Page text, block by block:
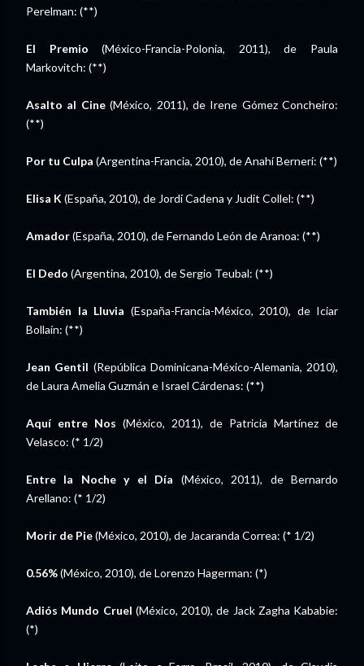
Perelman: (**)
El Premio (México-Francia-Polonia, 2011), de Paula
Markovitch: (**)
Asalto al Cine(México, 2011), de Irene Gómez Concheiro:
(**)
Por tu Culpa (Argentina-Francia, 2010), de Anahí Berneri: (**)
Elisa K (España, 2010), de Jordi Cadena y Judit Collel: (**)
Amador(España, 2010), de Fernando León de Aranoa: (**)
El Dedo (Argentina, 2010), de Sergio Teubal: (**)
También la Lluvia (España-Francia-México, 2010), de Iciar
Bollaín: (**)
Jean Gentil (República Dominicana-México-Alemania, 2010),
de Laura Amelia Guzmán e Israel Cárdenas: (**)
Aquí entre Nos (México, 2011), de Patricia Martínez de
Velasco: (* 1/2)
Entre la Noche y el Día (México, 2011), de Bernardo
Arellano: (* 1/2)
Morir de Pie(México, 2010), de Jacaranda Correa: (* 1/2)
0.56%(México, 2010), de Lorenzo Hagerman: (*)
Adiós Mundo Cruel (México, 2010), de Jack Zagha Kababie:
(*)